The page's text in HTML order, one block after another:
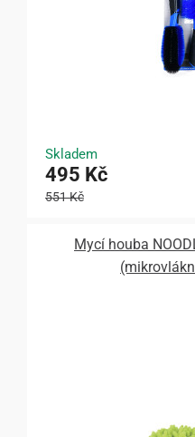
Skladem
495 Kč
551 Kč
Mycí houba